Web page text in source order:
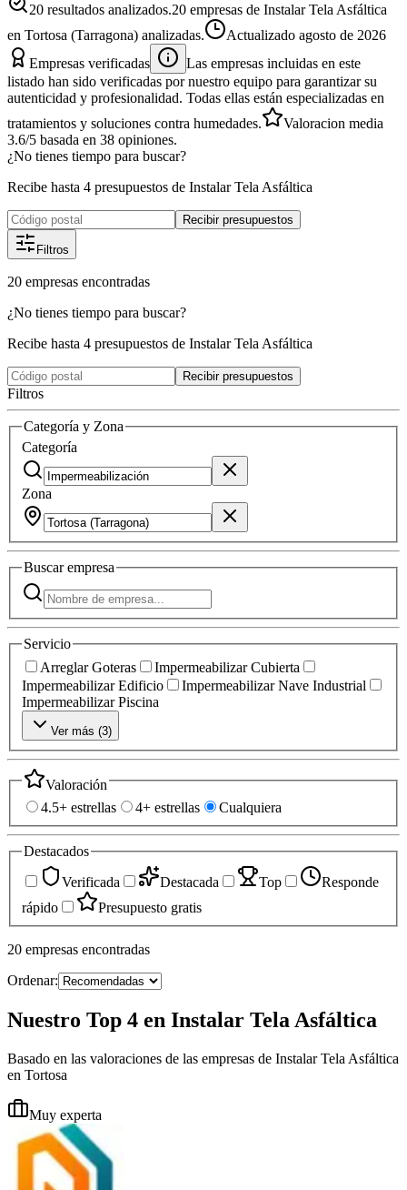
20 resultados analizados.20 empresas de Instalar Tela Asfáltica
en Tortosa (Tarragona) analizadas.
Actualizado agosto de 2026
Empresas verificadas
Las empresas incluidas en este
listado han sido verificadas por nuestro equipo para garantizar su
autenticidad y profesionalidad. Todas ellas están especializadas en
tratamientos y soluciones contra humedades.
Valoracion media
3.6/5 basada en 38 opiniones.
¿No tienes tiempo para buscar?
Recibe hasta 4 presupuestos de Instalar Tela Asfáltica
Recibir presupuestos
Filtros
20 empresas encontradas
¿No tienes tiempo para buscar?
Recibe hasta 4 presupuestos de Instalar Tela Asfáltica
Recibir presupuestos
Filtros
Categoría y Zona
Categoría
Zona
Buscarempresa
Servicio
Arreglar Goteras
Impermeabilizar Cubierta
Impermeabilizar Edificio
Impermeabilizar Nave Industrial
Impermeabilizar Piscina
Ver más (3)
Valoración
4.5+ estrellas
4+ estrellas Cualquiera
Destacados
Verificada
Destacada Top
Responde
rápido
Presupuesto gratis
20 empresas encontradas
Ordenar:
Nuestro Top 4 en Instalar Tela Asfáltica
Basado en las valoraciones de las empresas de Instalar Tela Asfáltica
en Tortosa
Muy experta